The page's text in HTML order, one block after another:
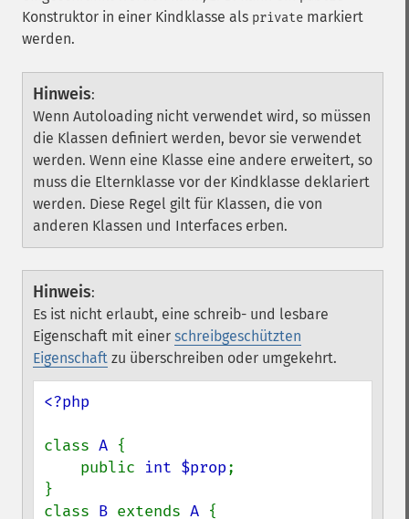
Konstruktor in einer Kindklasse als private markiert
werden.
Hinweis:
Wenn Autoloading nicht verwendet wird, so müssen
die Klassen definiert werden, bevor sie verwendet
werden. Wenn eine Klasse eine andere erweitert, so
muss die Elternklasse vor der Kindklasse deklariert
werden. Diese Regel gilt für Klassen, die von
anderen Klassen und Interfaces erben.
Hinweis:
Es ist nicht erlaubt, eine schreib- und lesbare
Eigenschaft mit einer schreibgeschützten
Eigenschaft zu überschreiben oder umgekehrt.
<?php
class A {
    public
int $prop;
}
class B extends A {